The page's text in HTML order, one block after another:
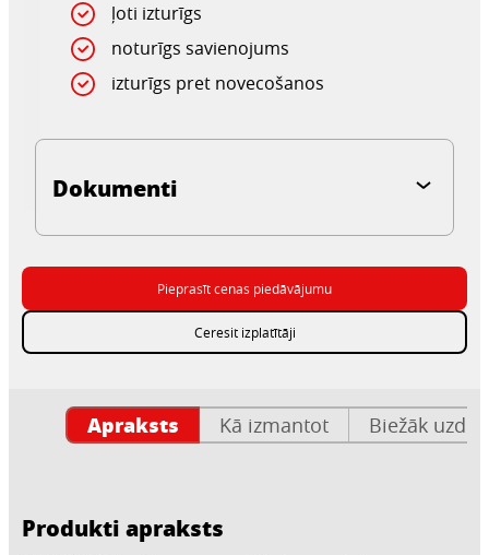
ļoti izturīgs
noturīgs savienojums
izturīgs pret novecošanos
Dokumenti
Pieprasīt cenas piedāvājumu
Ceresit izplatītāji
Apraksts Kā izmantot Biežāk
Produkti apraksts